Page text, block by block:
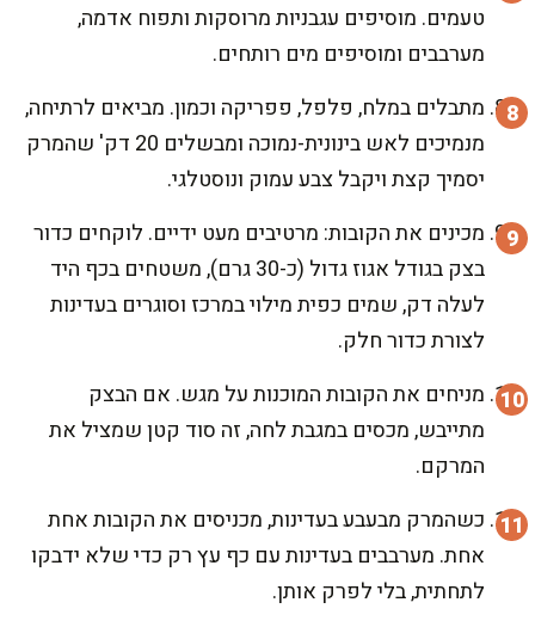
טעמים. מוסיפים עגבניות מרוסקות ותפוח אדמה,
מערבבים ומוסיפים מים רותחים.
מתבלים במלח, פלפל, פפריקה וכמון. מביאים לרתיחה,
מנמיכים לאש בינונית-נמוכה ומבשלים 20 דק' שהמרק
יסמיך קצת ויקבל צבע עמוק ונוסטלגי.
מכינים את הקובות: מרטיבים מעט ידיים. לוקחים כדור
בצק בגודל אגוז גדול (כ-30 גרם), משטחים בכף היד
לעלה דק, שמים כפית מילוי במרכז וסוגרים בעדינות
לצורת כדור חלק.
מניחים את הקובות המוכנות על מגש. אם הבצק
מתייבש, מכסים במגבת לחה, זה סוד קטן שמציל את
המרקם.
כשהמרק מבעבע בעדינות, מכניסים את הקובות אחת
אחת. מערבבים בעדינות עם כף עץ רק כדי שלא ידבקו
לתחתית, בלי לפרק אותן.